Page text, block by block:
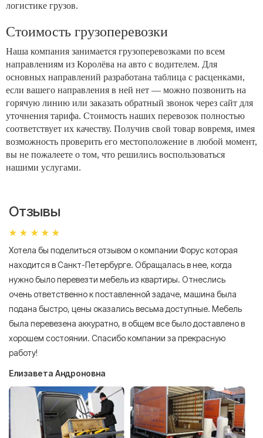
логистике грузов.
Стоимость грузоперевозки
Наша компания занимается грузоперевозками по всем
направлениям из Королёва на авто с водителем. Для
основных направлений разработана таблица с расценками,
если вашего направления в ней нет — можно позвонить на
горячую линию или заказать обратный звонок через сайт для
уточнения тарифа. Стоимость наших перевозок полностью
соответствует их качеству. Получив свой товар вовремя, имея
возможность проверить его местоположение в любой момент,
вы не пожалеете о том, что решились воспользоваться
нашими услугами.
Отзывы
Хотела бы поделиться отзывом о компании Форус которая
находится в Санкт-Петербурге. Обращалась в нее, когда
нужно было перевезти мебель из квартиры. Отнеслись
очень ответственно к поставленной задаче, машина была
подана быстро, цены оказались весьма доступные. Мебель
была перевезена аккуратно, в общем все было доставлено в
хорошем состоянии. Спасибо компании за прекрасную
работу!
Елизавета Андроновна